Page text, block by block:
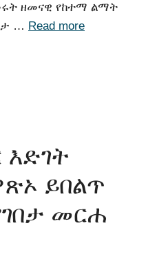
ዘመናዊ የከተማ ልማት
… Read more
እድገት
ይበልጥ
መርሐ